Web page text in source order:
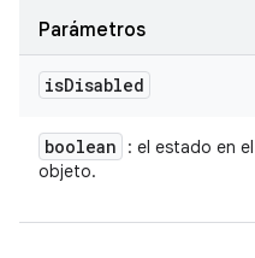
Parámetros
isDisabled
boolean
: el estado en
objeto.